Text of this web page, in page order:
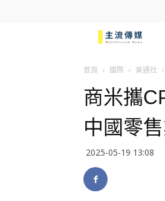
首頁 國際 美通社
商米攜
中國零
2025-05-19 13:08